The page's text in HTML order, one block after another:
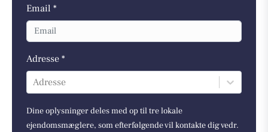
Email *
Adresse *
Adresse
Dine oplysninger deles med op til tre lokale
ejendomsmæglere, som efterfølgende vil kontakte dig vedr.